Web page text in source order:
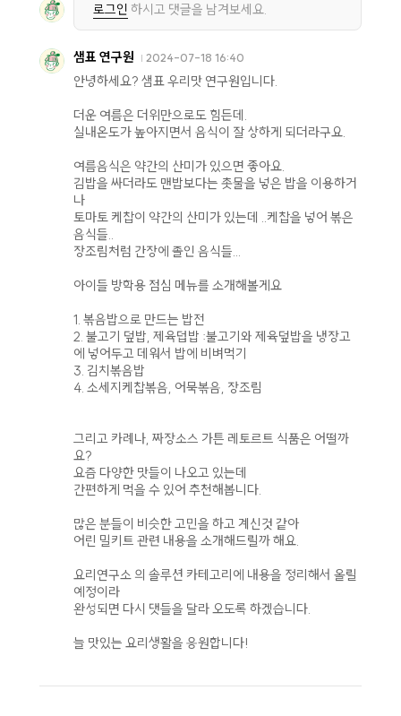
로그인 하시고 댓글을 남겨보세요.
샘표 연구원 2024-07-18 16:40
안녕하세요? 샘표 우리맛 연구원입니다.
더운 여름은 더위만으로도 힘든데.
실내온도가 높아지면서 음식이 잘 상하게 되더라구요.
여름음식은 약간의 산미가 있으면 좋아요.
김밥을 싸더라도 맨밥보다는 촛물을 넣은 밥을 이용하거
나
토마토 케찹이 약간의 산미가 있는데 ..케찹을 넣어 볶은
음식들..
장조림처럼 간장에 졸인 음식들...
아이들 방학용 점심 메뉴를 소개해볼게요
1. 볶음밥으로 만드는 밥전
2. 불고기 덮밥, 제육덥밥 :불고기와 제육덮밥을 냉장고
에 넣어두고 데워서 밥에 비벼먹기
3. 김치볶음밥
4. 소세지케찹볶음, 어묵볶음, 장조림
그리고 카례나, 짜장소스 가튼 레토르트 식품은 어떨까
요?
요즘 다양한 맛들이 나오고 있는데
간편하게 먹을 수 있어 추천해봅니다.
많은 분들이 비슷한 고민을 하고 계신것 같아
어린 밀키트 관련 내용을 소개해드릴까 해요.
요리연구소 의 솔루션 카테고리에 내용을 정리해서 올릴
예정이라
완성되면 다시 댓들을 달라 오도록 하겠습니다.
늘 맛있는 요리생활을 응원합니다!